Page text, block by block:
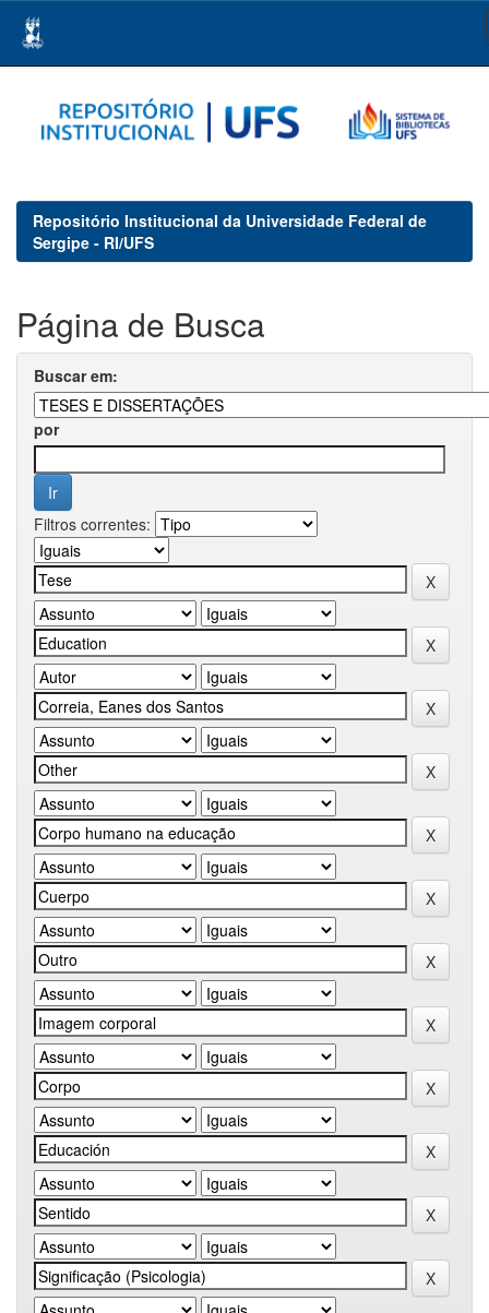
navigation
Repositório Institucional da Universidade Federal de
Sergipe - RI/UFS
Página de Busca
Buscar em:
por
Filtros correntes: